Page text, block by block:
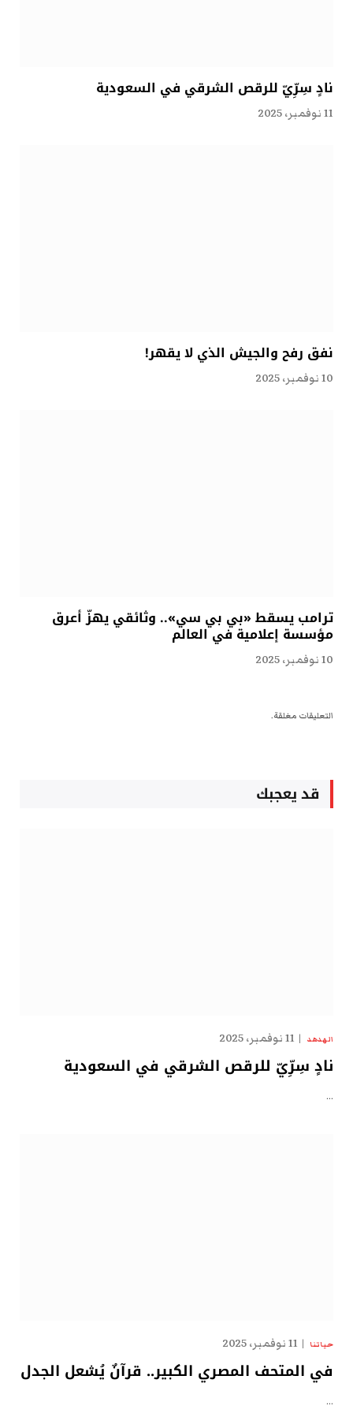
نادٍ سِرِّيّ للرقص الشرقي في السعودية
11 نوفمبر، 2025
نفق رفح والجيش الذي لا يقهر!
10 نوفمبر، 2025
ترامب يسقط «بي بي سي».. وثائقي يهزّ أعرق
مؤسسة إعلامية في العالم
10 نوفمبر، 2025
التعليقات مغلقة.
قد يعجبك
الهدهد 11 نوفمبر، 2025
نادٍ سِرِّيّ للرقص الشرقي في السعودية
…
حياتنا 11 نوفمبر، 2025
في المتحف المصري الكبير.. قرآنٌ يُشعل الجدل
…